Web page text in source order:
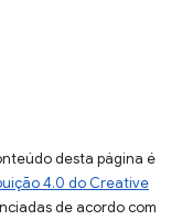
desta página é
4.0 do Creative
de acordo com